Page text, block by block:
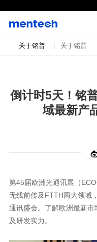
关于铭普 关于铭普
域最新产
通讯盛会。
及研发实力。